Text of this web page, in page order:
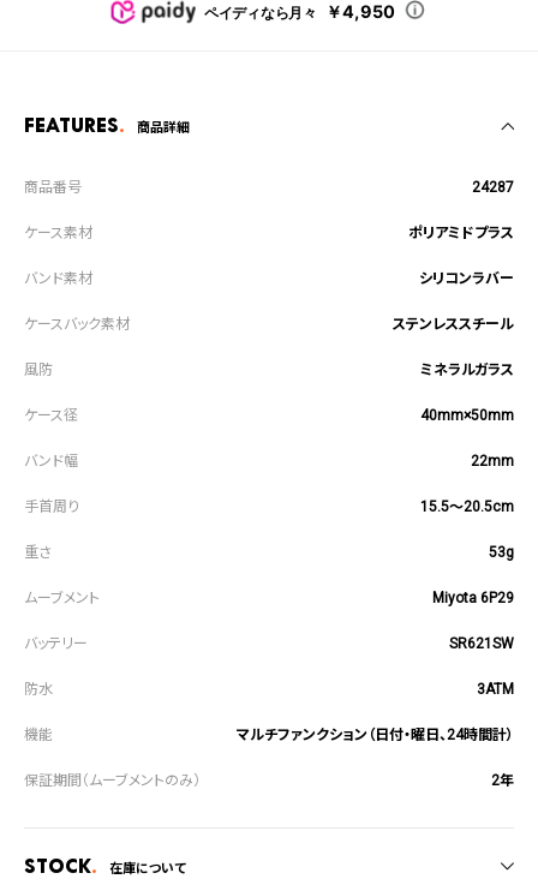
ペイディなら月々 ￥4,950
Features 商品詳細
24287
ポリアミドプラス
シリコンラバー
ステンレススチール
ミネラルガラス
40mm×50mm
22mm
15.5～20.5cm
53g
Miyota 6P29
SR621SW
3ATM
マルチファンクション（日付・曜日、24時間計）
2年
Stock 在庫について